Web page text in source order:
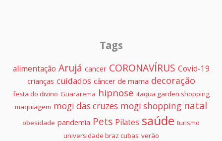
Tags
alimentação Arujá cancer CORONAVÍRUS Covid-19
crianças cuidados câncer de mama decoração
festa do divino Guararema hipnose itaqua garden shopping
maquiagem mogi das cruzes mogi shopping natal
obesidade pandemia Pets Pilates saúde turismo
universidade braz cubas verão